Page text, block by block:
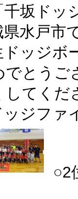
坂ドッ
県水戸
ッジボ
でとうご
してく
ジファ
○2